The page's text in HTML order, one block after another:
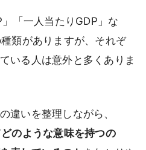
」「一人当たりGDP」な
類がありますが、それぞ
いる人は意外と多くありま
違いを整理しながら、
のような意味を持つの